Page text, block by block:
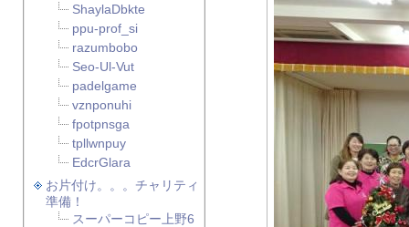
ShaylaDbkte
ppu-prof_si
razumbobo
Seo-Ul-Vut
padelgame
vznponuhi
fpotpnsga
tpllwnpuy
EdcrGlara
お片付け。。。チャリティ
準備！
スーパーコピー上野6